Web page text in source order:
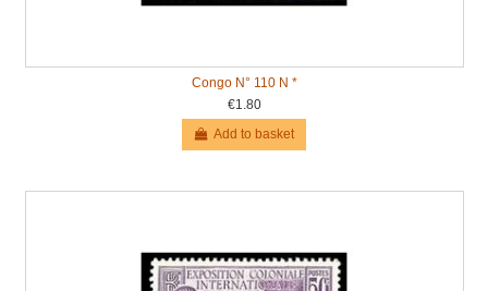
Congo N° 110 N *
€1.80
Add to basket